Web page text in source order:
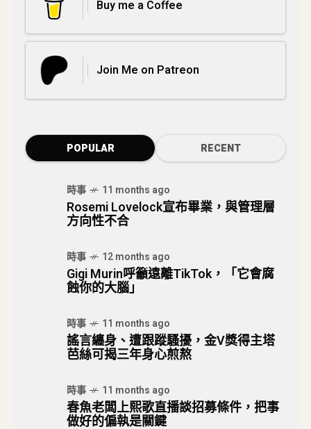
Buy me a Coffee
Join Me on Patreon
POPULAR RECENT
時事 11 months ago
Rosemi Lovelock宣布畢業，與管理層
方向性不合
時事 12 months ago
Gigi Murin呼籲遠離TikTok，「它會腐
蝕你的大腦」
時事 11 months ago
謠言纏身、遭跟蹤騷擾，金V獎得主塔
芭絲可揭三年身心煎熬
時事 11 months ago
春魚老闆上熙歌直播談招募條件，把事
做好的偏執是關鍵